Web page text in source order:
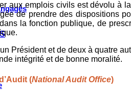
aux emplois civils est dévolu à
de prendre des dispositions
la fonction publique, de
Président et de deux à quatre
intégrité et de bonne moralité.
(National Audit Office)